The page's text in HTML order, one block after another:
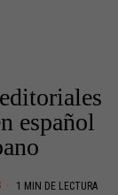
español
1 MIN DE LECTURA